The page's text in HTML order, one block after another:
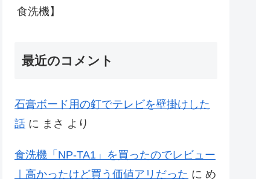
食洗機】
最近のコメント
石膏ボード用の釘でテレビを壁掛けした
話 に まさ より
食洗機「NP-TA1」を買ったのでレビュー
｜高かったけど買う価値アリだった に め